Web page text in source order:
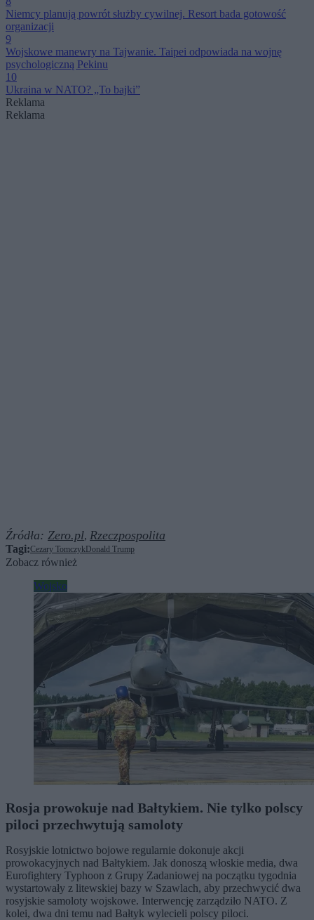
Niemcy planują powrót służby cywilnej. Resort bada gotowość
organizacji
9
Wojskowe manewry na Tajwanie. Taipei odpowiada na wojnę
psychologiczną Pekinu
10
Ukraina w NATO? „To bajki”
Reklama
Reklama
Źródła: Zero.pl, Rzeczpospolita
Tagi:Cezary Tomczyk Donald Trump
Zobacz również
Wojsko
Rosja prowokuje nad Bałtykiem. Nie tylko polscy
piloci przechwytują samoloty
Rosyjskie lotnictwo bojowe regularnie dokonuje akcji
prowokacyjnych nad Bałtykiem. Jak donoszą włoskie media, dwa
Eurofightery Typhoon z Grupy Zadaniowej na początku tygodnia
wystartowały z litewskiej bazy w Szawlach, aby przechwycić dwa
rosyjskie samoloty wojskowe. Interwencję zarządziło NATO. Z
kolei, dwa dni temu nad Bałtyk wylecieli polscy piloci.